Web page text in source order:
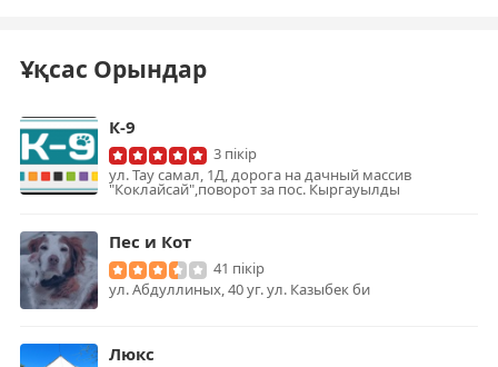
Ұқсас Орындар
К-9
3 пікір
ул. Тау самал, 1Д, дорога на дачный массив
"Коклайсай",поворот за пос. Кыргауылды
Пес и Кот
41 пікір
ул. Абдуллиных, 40 уг. ул. Казыбек би
Люкс